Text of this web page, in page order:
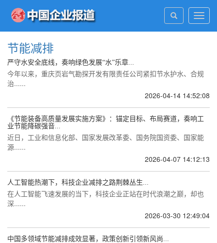
节能减排
严守水安全底线，奏响绿色发展“水”乐章...
今年以来，重庆页岩气勘探开发有限责任公司紧扣节水护水、合规
治......
2026-04-14 14:52:08
《节能装备高质量发展实施方案》：锚定目标、布局赛道，奏响工
业节能降碳强音...
近日，工业和信息化部、国家发展改革委、国务院国资委、国家能
源......
2026-04-07 14:12:13
人工智能热潮下，科技企业减排之路荆棘丛生...
在人工智能飞速发展的当下，科技企业正站在时代浪潮之巅，却也
深......
2026-03-30 12:49:04
中国多领域节能减排成效显著，政策创新引领新风尚...